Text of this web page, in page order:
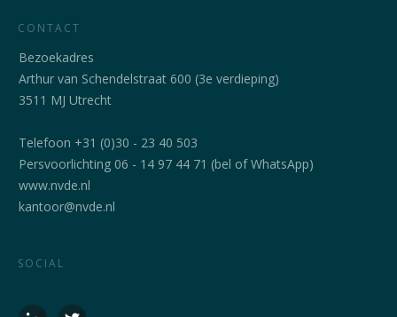
CONTACT
Bezoekadres
Arthur van Schendelstraat 600 (3e verdieping)
3511 MJ Utrecht
Telefoon +31 (0)30 - 23 40 503
Persvoorlichting 06 - 14 97 44 71 (bel of WhatsApp)
www.nvde.nl
kantoor@nvde.nl
SOCIAL